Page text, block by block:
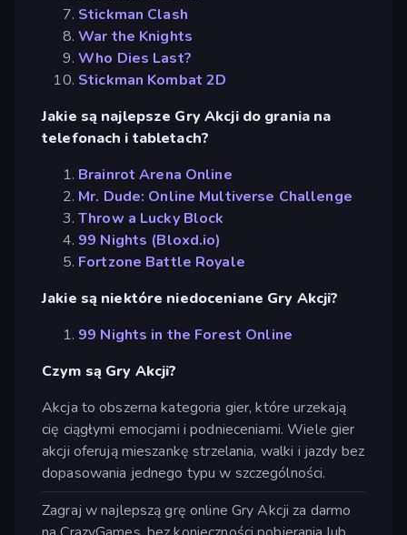
Stickman Clash
War the Knights
Who Dies Last?
Stickman Kombat 2D
Jakie są najlepsze Gry Akcji do grania na
telefonach i tabletach?
Brainrot Arena Online
Mr. Dude: Online Multiverse Challenge
Throw a Lucky Block
99 Nights (Bloxd.io)
Fortzone Battle Royale
Jakie są niektóre niedoceniane Gry Akcji?
99 Nights in the Forest Online
Czym są Gry Akcji?
Akcja to obszerna kategoria gier, które urzekają
cię ciągłymi emocjami i podnieceniami. Wiele gier
akcji oferują mieszankę strzelania, walki i jazdy bez
dopasowania jednego typu w szczególności.
Zagraj w najlepszą grę online Gry Akcji za darmo